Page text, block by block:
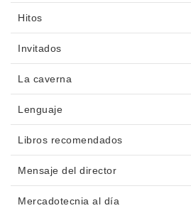
Hitos
Invitados
La caverna
Lenguaje
Libros recomendados
Mensaje del director
Mercadotecnia al día